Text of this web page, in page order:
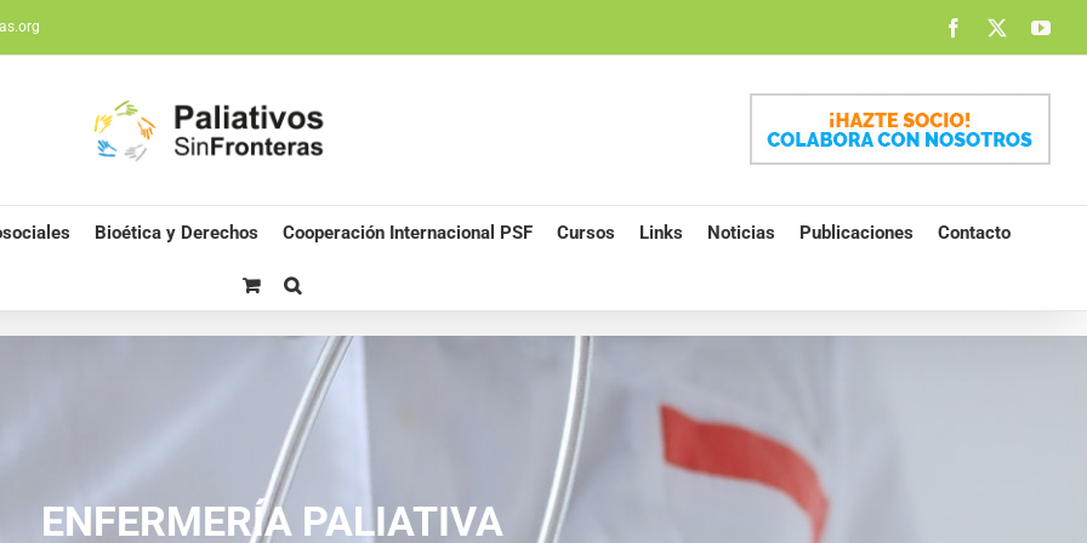
Facebook
Bioética y Derechos Cooperación Internacional PSF Cursos Links Noticias Publicaciones Contacto
ENFERMERÍA PALIATIVA